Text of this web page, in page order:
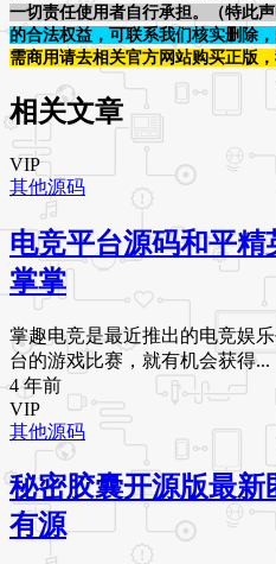
一切责任使用者自行承担。（特此声
的合法权益，可联系我们核实删除
需商用请去相关官方网站购买正版
相关文章
VIP
其他源码
电竞平台源码和平
掌掌
掌趣电竞是最近推出的电竞娱
台的游戏比赛，就有机会获得...
4 年前
VIP
其他源码
秘密胶囊开源版最
有源